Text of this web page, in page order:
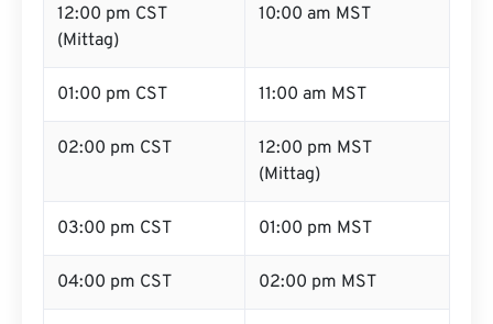
12:00 pm CST
(Mittag)
10:00 am MST
01:00 pm CST 11:00 am MST
02:00 pm CST
12:00 pm MST
(Mittag)
03:00 pm CST 01:00 pm MST
04:00 pm CST 02:00 pm MST